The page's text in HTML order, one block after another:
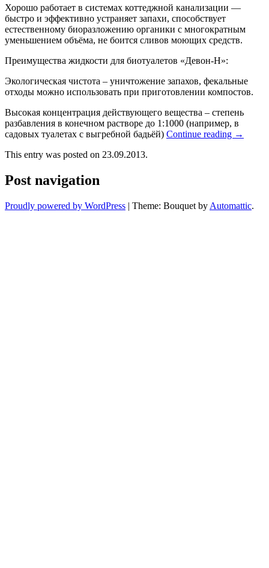
Хорошо работает в системах коттеджной канализации —
быстро и эффективно устраняет запахи, способствует
естественному биоразложению органики с многократным
уменьшением объёма, не боится сливов моющих средств.
Преимущества жидкости для биотуалетов «Девон-Н»:
Экологическая чистота – уничтожение запахов, фекальные
отходы можно использовать при приготовлении компостов.
Высокая концентрация действующего вещества – степень
разбавления в конечном растворе до 1:1000 (например, в
садовых туалетах с выгребной бадьёй) Continue reading →
This entry was posted on 23.09.2013.
Post navigation
Proudly powered by WordPress | Theme: Bouquet by Automattic.